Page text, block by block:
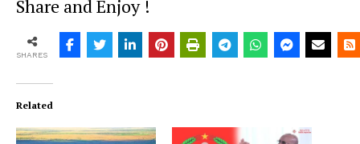
Share and Enjoy !
SHARES
Related